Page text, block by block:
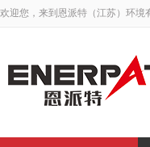
欢迎您，来到恩派特（江苏）环境